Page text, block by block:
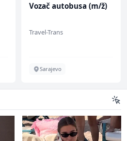
Vozač autobusa (m/ž)
Travel-Trans
Sarajevo